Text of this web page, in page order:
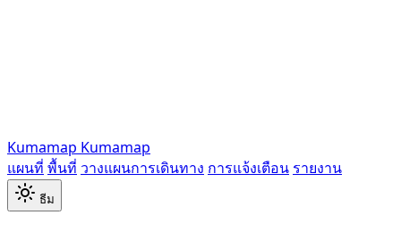
Kumamap Kumamap
แผนที่ พื้นที่ วางแผนการเดินทาง การแจ้งเตือน รายงาน
ธีม